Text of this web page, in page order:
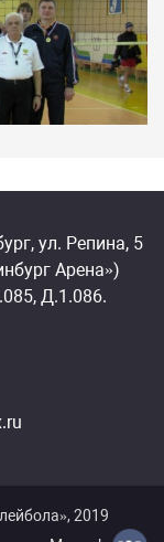
ул. Репина, 5
Арена»)
Д.1.086.
2019